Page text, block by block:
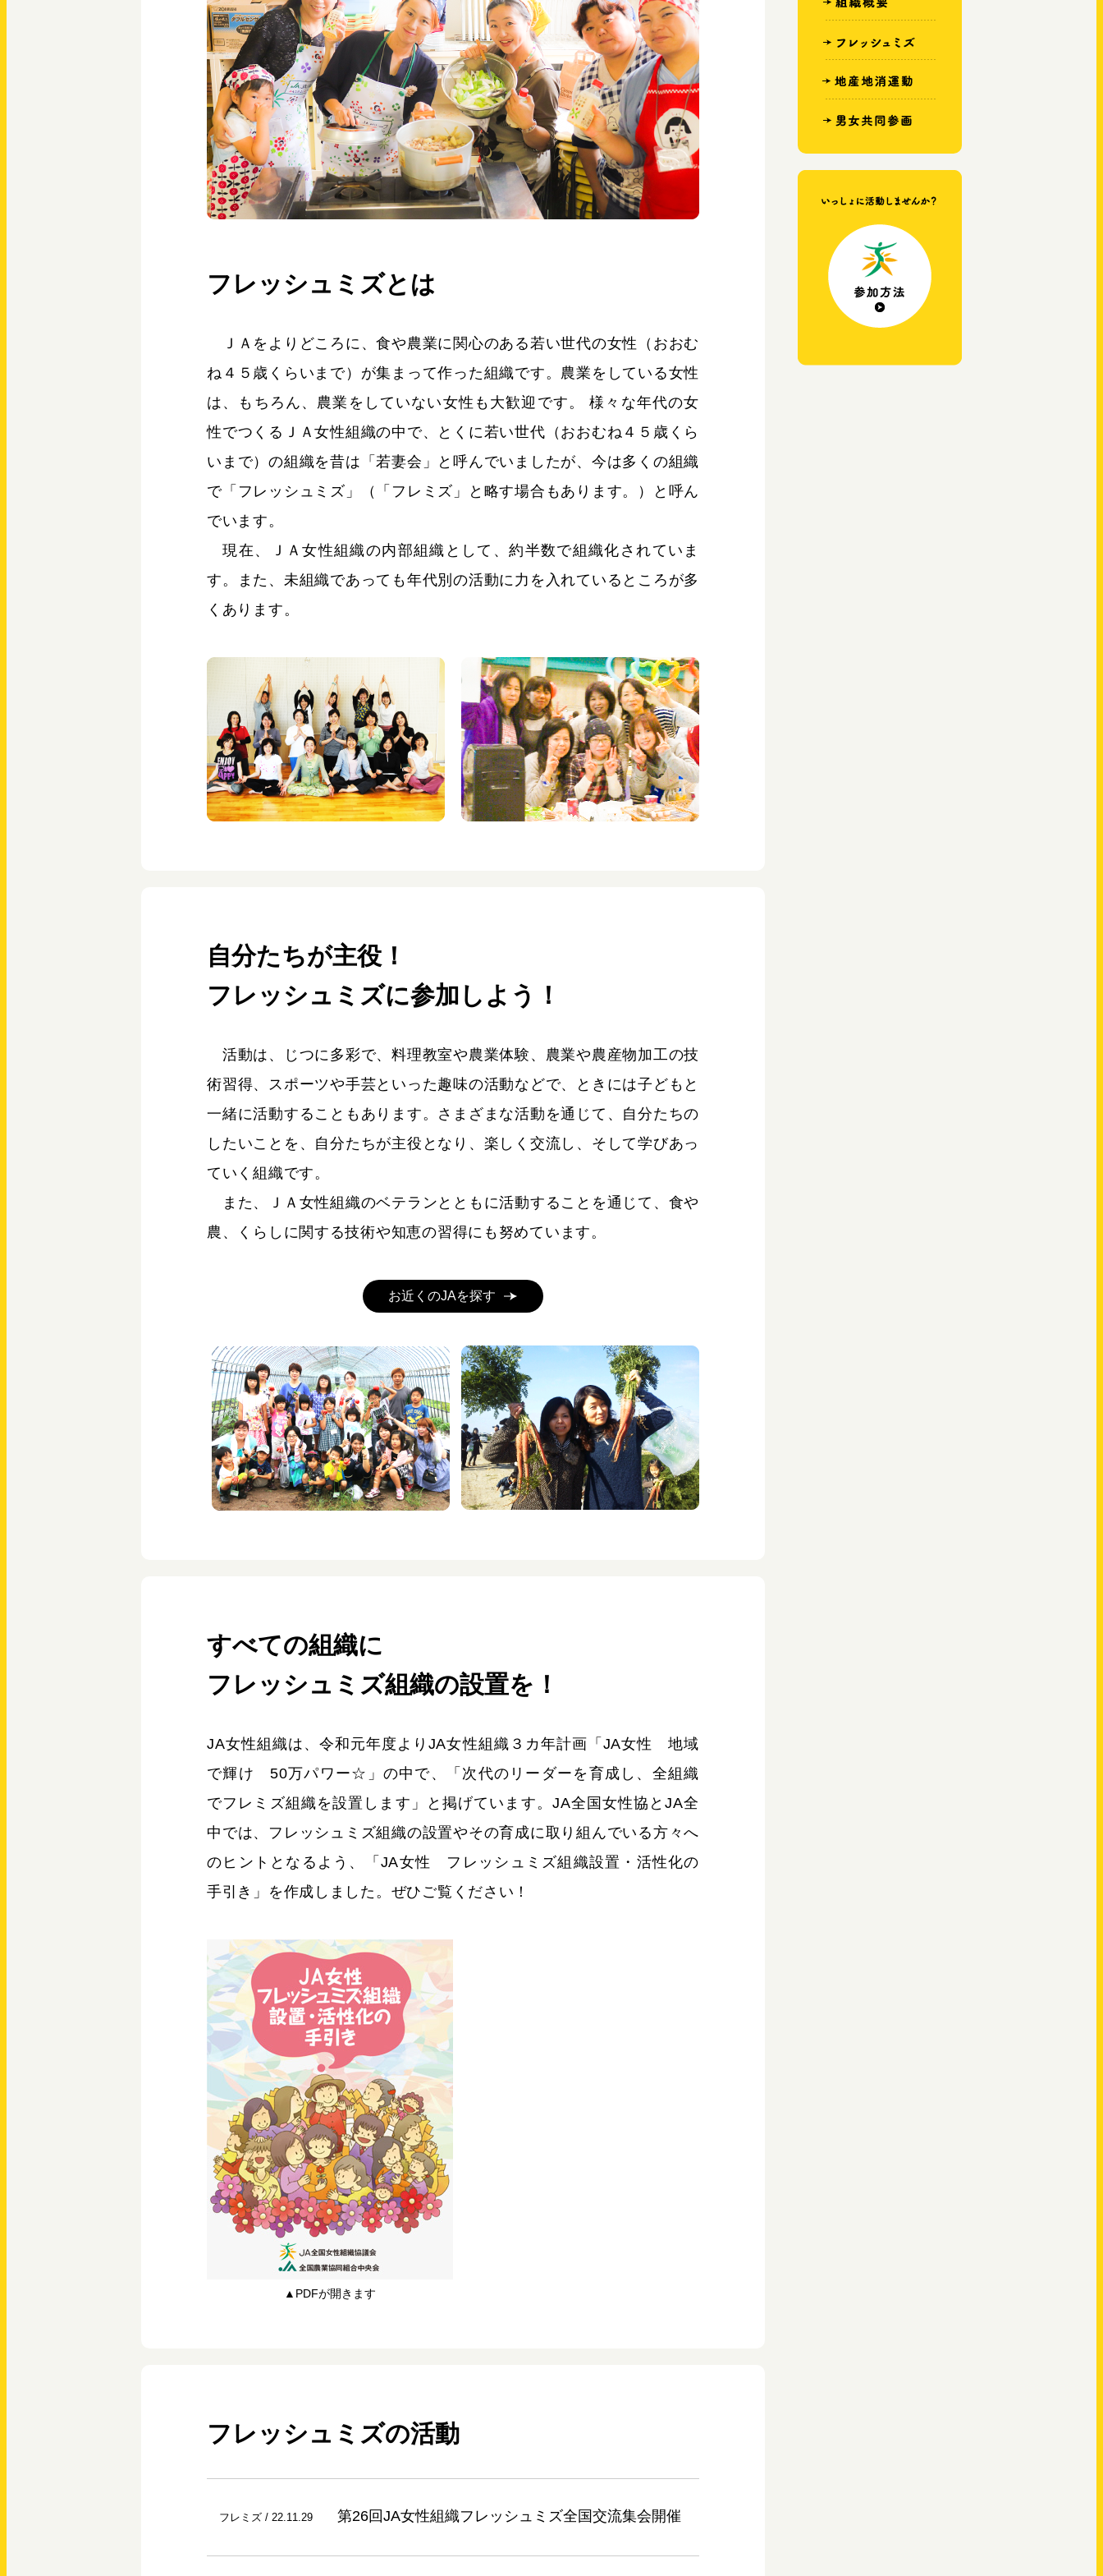
フレッシュミズとは
ＪＡをよりどころに、食や農業に関心のある若い世代の女性（おおむ
ね４５歳くらいまで）が集まって作った組織です。農業をしている女性
は、もちろん、農業をしていない女性も大歓迎です。 様々な年代の女
性でつくるＪＡ女性組織の中で、とくに若い世代（おおむね４５歳くら
いまで）の組織を昔は「若妻会」と呼んでいましたが、今は多くの組織
で「フレッシュミズ」（「フレミズ」と略す場合もあります。）と呼ん
でいます。
現在、ＪＡ女性組織の内部組織として、約半数で組織化されていま
す。また、未組織であっても年代別の活動に力を入れているところが多
くあります。
自分たちが主役！
フレッシュミズに参加しよう！
活動は、じつに多彩で、料理教室や農業体験、農業や農産物加工の技
術習得、スポーツや手芸といった趣味の活動などで、ときには子どもと
一緒に活動することもあります。さまざまな活動を通じて、自分たちの
したいことを、自分たちが主役となり、楽しく交流し、そして学びあっ
ていく組織です。
また、ＪＡ女性組織のベテランとともに活動することを通じて、食や
農、くらしに関する技術や知恵の習得にも努めています。
お近くのJAを探す
すべての組織に
フレッシュミズ組織の設置を！
JA女性組織は、令和元年度よりJA女性組織３カ年計画「JA女性 地域
で輝け 50万パワー☆」の中で、「次代のリーダーを育成し、全組織
でフレミズ組織を設置します」と掲げています。JA全国女性協とJA全
中では、フレッシュミズ組織の設置やその育成に取り組んでいる方々へ
のヒントとなるよう、「JA女性 フレッシュミズ組織設置・活性化の
手引き」を作成しました。ぜひご覧ください！
▲PDFが開きます
フレッシュミズの活動
フレミズ / 22.11.29 第26回JA女性組織フレッシュミズ全国交流集会開催